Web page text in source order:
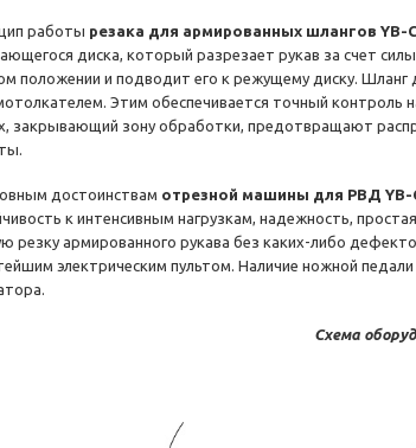
работы резака для армированных шлангов YB-
диска, который разрезает рукав за счет
положении и подводит его к режущему диску. Шланг
Этим обеспечивается точный контроль
закрывающий зону обработки, предотвращают
достоинствам отрезной машины для РВД YB-
к интенсивным нагрузкам, надежность,
резку армированного рукава без каких-либо
электрическим пультом. Наличие ножной
Схема